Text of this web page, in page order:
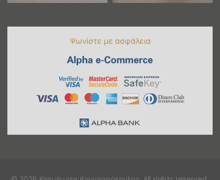
Ψωνίστε με ασφάλεια